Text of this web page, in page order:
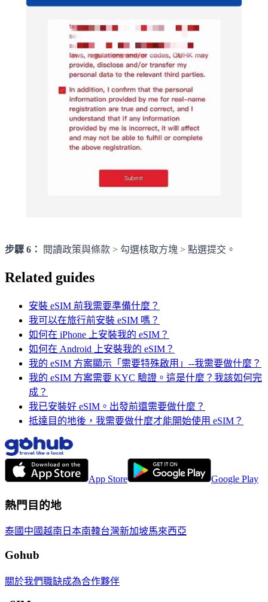
步驟 6： 閱讀政策與條款 > 勾選核取方塊 > 點選提交。
Related guides
安裝 eSIM 前我需要準備什麼？
我可以在旅行前安裝 eSIM 嗎？
如何在 iPhone 上安裝我的 eSIM？
如何在 Android 上安裝我的 eSIM？
我的 eSIM 方案顯示「需要特殊啟用」--我需要做什麼？
我的 eSIM 方案需要 KYC 驗證。這是什麼？我該如何完
成？
我已安裝好 eSIM。出發前還需要做什麼？
抵達目的地後，我需要做什麼才能開始使用 eSIM？
App Store Google Play
熱門目的地
泰國 中國越南 日本南韓台灣新加坡馬來西亞
Gohub
關於我們職缺成為合作夥伴